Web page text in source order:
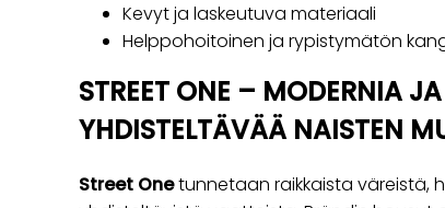
Kevyt ja laskeutuva materiaali
Helppohoitoinen ja rypistymätön
STREET ONE – MODERNIA
YHDISTELTÄVÄÄ NAISTEN
Street Onetunnetaan raikkaista väreistä,